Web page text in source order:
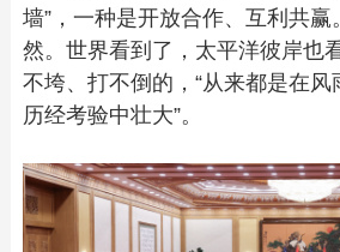
墙”，一种是开放合作、互利共赢
然。世界看到了，太平洋彼岸也
不垮、打不倒的，“从来都是在
历经考验中壮大”。